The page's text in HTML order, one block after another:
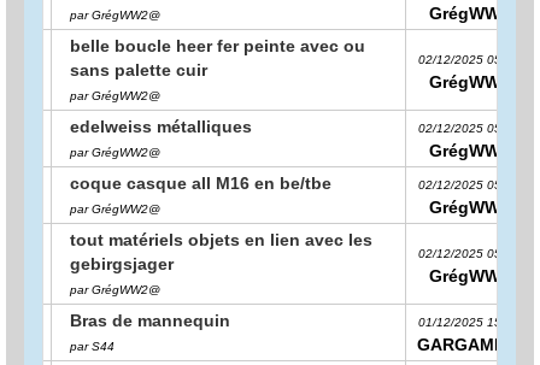
par GrégWW2@
GrégWW2@
belle boucle heer fer peinte avec ou
sans palette cuir
par GrégWW2@
02/12/2025 05:35:20
GrégWW2@
edelweiss métalliques
par GrégWW2@
02/12/2025 05:35:02
GrégWW2@
coque casque all M16 en be/tbe
par GrégWW2@
02/12/2025 05:34:47
GrégWW2@
tout matériels objets en lien avec les
gebirgsjager
par GrégWW2@
02/12/2025 05:34:13
GrégWW2@
Bras de mannequin
par S44
01/12/2025 15:33:03
GARGAMELUS